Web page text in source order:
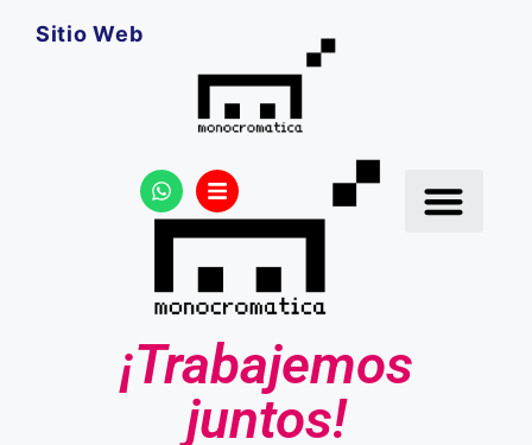
Sitio Web
¡Trabajemos
juntos!